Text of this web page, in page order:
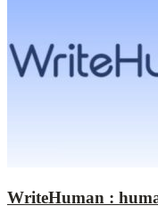
WriteHuman :